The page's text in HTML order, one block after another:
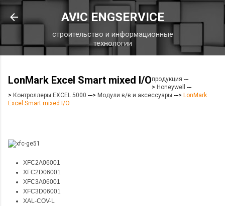
К основному контенту
AV!C ENGSERVICE
строительство и информационные
технологии
LonMark Excel Smart mixed I/Oпродукция ---
> Honeywell
---
> Контроллеры EXCEL 5000 ---> Модули в/в и аксессуары ---> LonMark
Excel Smart mixed I/O
XFC2A06001
XFC2D06001
XFC3A06001
XFC3D06001
XAL-COV-L